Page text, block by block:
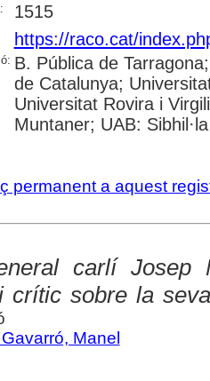
1515
https://raco.cat/
B. Pública de
de Catalunya;
Universitat Rovira i
Muntaner; UAB: Sibhil·la
permanent a aquest
carlí Josep
crític sobre la
Manel